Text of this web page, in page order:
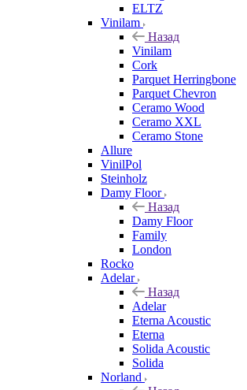
ELTZ
Vinilam
Назад
Vinilam
Cork
Parquet Herringbone
Parquet Chevron
Ceramo Wood
Ceramo XXL
Ceramo Stone
Allure
VinilPol
Steinholz
Damy Floor
Назад
Damy Floor
Family
London
Rocko
Adelar
Назад
Adelar
Eterna Acoustic
Eterna
Solida Acoustic
Solida
Norland